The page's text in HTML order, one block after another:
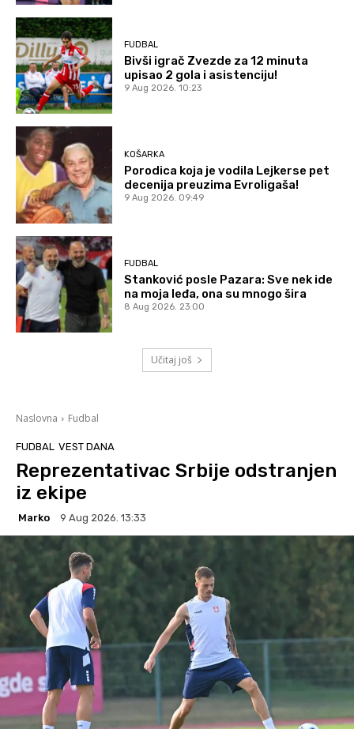
FUDBAL
Bivši igrač Zvezde za 12 minuta
upisao 2 gola i asistenciju!
9 Aug 2026. 10:23
KOŠARKA
Porodica koja je vodila Lejkerse pet
decenija preuzima Evroligaša!
9 Aug 2026. 09:49
FUDBAL
Stanković posle Pazara: Sve nek ide
na moja leđa, ona su mnogo šira
8 Aug 2026. 23:00
Učitaj još